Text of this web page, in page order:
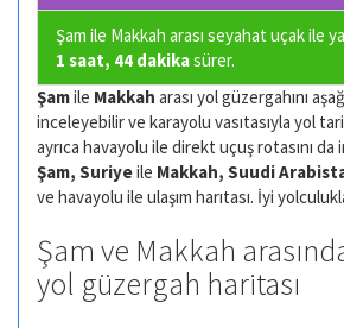
Şam ile Makkah arası seyahat uçak ile
1 saat, 44 dakikasürer.
Şamile Makkah arası yol güzergahını
inceleyebilir ve karayolu vasıtasıyla yol
ayrıca havayolu ile direkt uçuş rotasını
Şam, Suriyeile Makkah, Suudi
ve havayolu ile ulaşım harıtası. İyi
Şam ve Makkah
yol güzergah haritası